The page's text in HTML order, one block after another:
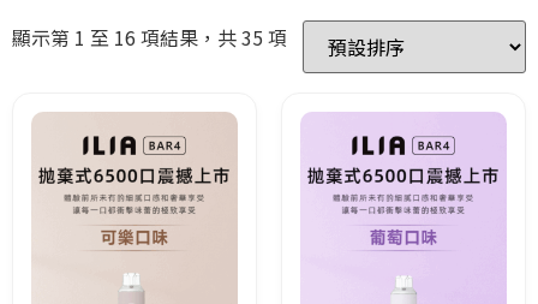
顯示第 1 至 16 項結果，共 35 項